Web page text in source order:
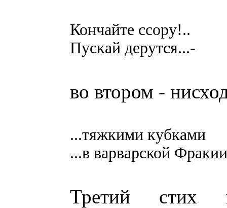
Кончайте ссору!..
Пускай дерутся...-
во втором -
...тяжкими кубками
...в варварской
Третий стих